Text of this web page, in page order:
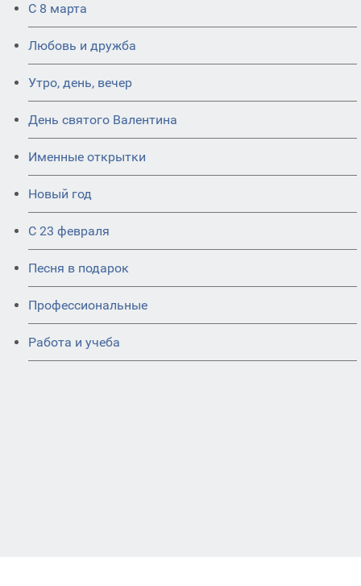
С 8 марта
Любовь и дружба
Утро, день, вечер
День святого Валентина
Именные открытки
Новый год
С 23 февраля
Песня в подарок
Профессиональные
Работа и учеба